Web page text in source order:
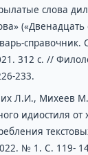
слова
(«Двенадцать
312 с. //
233.
Л.И., Михеев
идиостиля
№ 1. С. 119-